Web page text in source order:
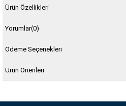
Ürün Özellikleri
Yorumlar(0)
Ödeme Seçenekleri
Ürün Önerileri